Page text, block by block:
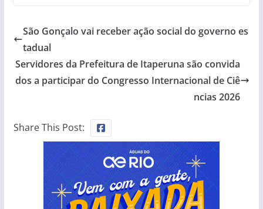
São Gonçalo vai receber ação social do governo es
tadual
Servidores da Prefeitura de Itaperuna são convida
dos a participar do Congresso Internacional de Ciê
ncias 2026
Share This Post: